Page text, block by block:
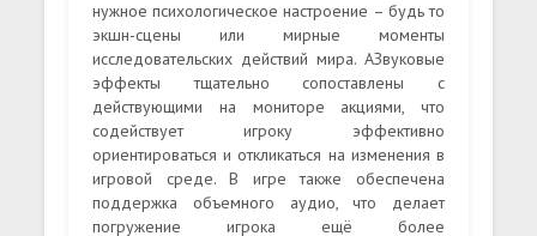
нужное психологическое настроение – будь то
экшн-сцены или мирные моменты
исследовательских действий мира. АЗвуковые
эффекты тщательно сопоставлены с
действующими на мониторе акциями, что
содействует игроку эффективно
ориентироваться и откликаться на изменения в
игровой среде. В игре также обеспечена
поддержка объемного аудио, что делает
погружение игрока ещё более